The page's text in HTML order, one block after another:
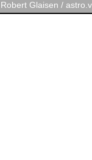
Glaisen /